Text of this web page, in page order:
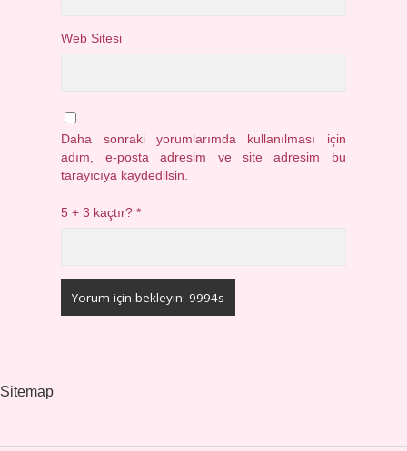
Web Sitesi
Daha sonraki yorumlarımda kullanılması için
adım, e-posta adresim ve site adresim bu
tarayıcıya kaydedilsin.
5 + 3 kaçtır?*
Sitemap